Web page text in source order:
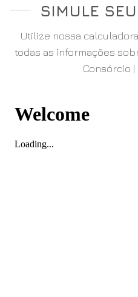
SIMULE
Utilize nossa
todas as informações
Consórcio